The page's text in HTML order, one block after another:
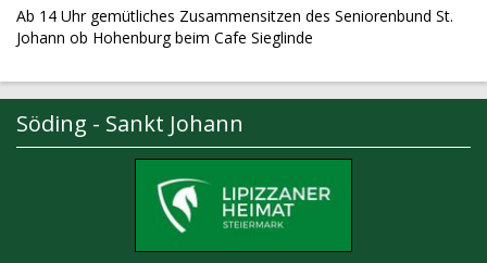
Ab 14 Uhr gemütliches Zusammensitzen des Seniorenbund St.
Johann ob Hohenburg beim Cafe Sieglinde
Söding - Sankt Johann